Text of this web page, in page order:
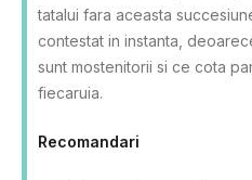
tatalui fara aceasta
contestat in instanta,
sunt mostenitorii si ce cota
fiecaruia.
Recomandari